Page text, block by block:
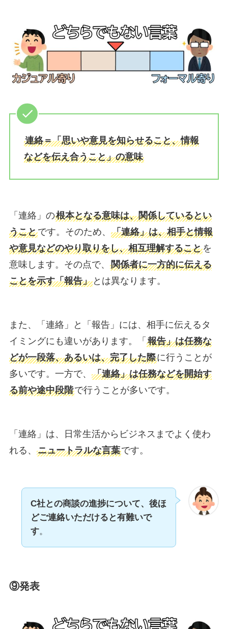
連絡＝「思いや意見を知らせること、情報
などを伝え合うこと」の意味
「連絡」の根本となる意味は、関係しているとい
うことです。そのため、 「連絡」は、相手と情報
や意見などのやり取りをし、相互理解することを
意味します。その点で、 関係者に一方的に伝える
ことを示す「報告」とは異なります。
また、「連絡」と「報告」には、相手に伝えるタ
イミングにも違いがあります。「 報告」は任務な
どが一段落、あるいは、完了した際に行うことが
多いです。一方で、 「連絡」は任務などを開始す
る前や途中段階で行うことが多いです。
「連絡」は、日常生活からビジネスまでよく使わ
れる、 ニュートラルな言葉です。
C社との商談の進捗について、後ほ
どご連絡いただけると有難いで
す。
⑨発表